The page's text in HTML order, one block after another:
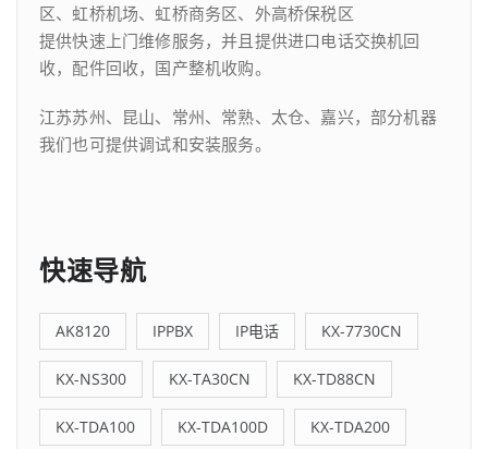
区、虹桥机场、虹桥商务区、外高桥保税区
提供快速上门维修服务，并且提供进口电话交换机回
收，配件回收，国产整机收购。
江苏苏州、昆山、常州、常熟、太仓、嘉兴，部分机器
我们也可提供调试和安装服务。
快速导航
AK8120 IPPBX IP电话 KX-7730CN
KX-NS300 KX-TA30CN KX-TD88CN
KX-TDA100 KX-TDA100D KX-TDA200